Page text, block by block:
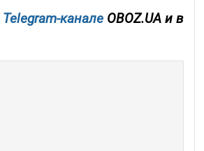
Telegram-канале OBOZ.UA и в